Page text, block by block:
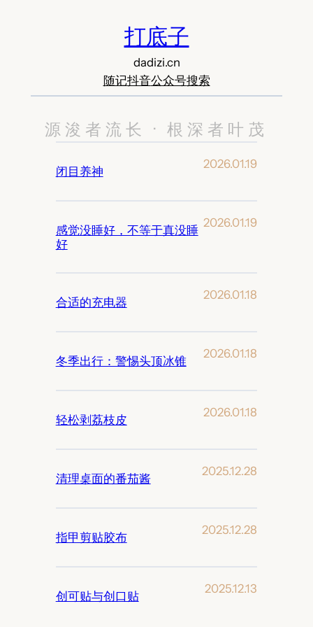
打底子
dadizi.cn
随记抖音公众号搜索
源浚者流长 · 根深者叶茂
闭目养神 2026.01.19
感觉没睡好，不等于真没睡
好
2026.01.19
合适的充电器 2026.01.18
冬季出行：警惕头顶冰锥 2026.01.18
轻松剥荔枝皮 2026.01.18
清理桌面的番茄酱 2025.12.28
指甲剪贴胶布 2025.12.28
创可贴与创口贴 2025.12.13